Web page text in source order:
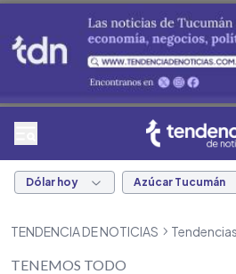
Dólar hoy Azúcar Tucumán
TENDENCIA DE NOTICIAS Tendencias
TENEMOS TODO